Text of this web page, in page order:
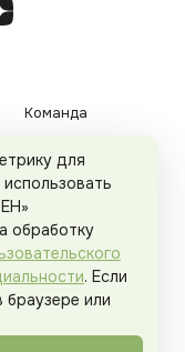
Команда
защищены.
для
обработку
. Если
или